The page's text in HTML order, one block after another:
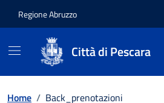
Regione Abruzzo
Città di Pescara
Home / Back_prenotazioni